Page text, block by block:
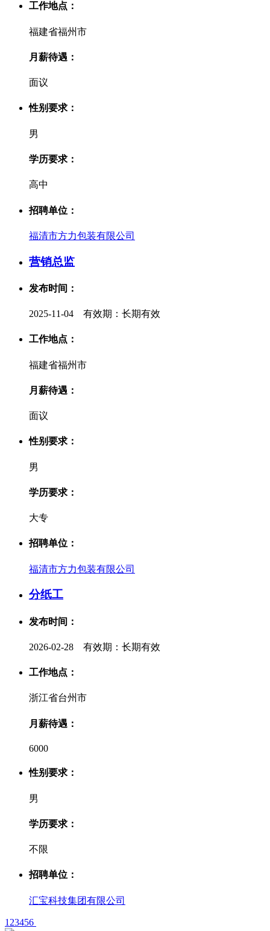
工作地点：
福建省福州市
月薪待遇：
面议
性别要求：
男
学历要求：
高中
招聘单位：
福清市方力包装有限公司
营销总监
发布时间：
2025-11-04 有效期：长期有效
工作地点：
福建省福州市
月薪待遇：
面议
性别要求：
男
学历要求：
大专
招聘单位：
福清市方力包装有限公司
分纸工
发布时间：
2026-02-28 有效期：长期有效
工作地点：
浙江省台州市
月薪待遇：
6000
性别要求：
男
学历要求：
不限
招聘单位：
汇宝科技集团有限公司
1 23456